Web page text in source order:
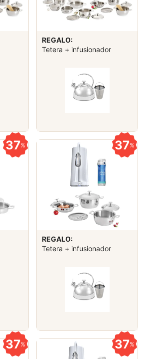
REGALO:
Tetera + infusionador
37% 37%
REGALO:
Tetera + infusionador
37% 37%